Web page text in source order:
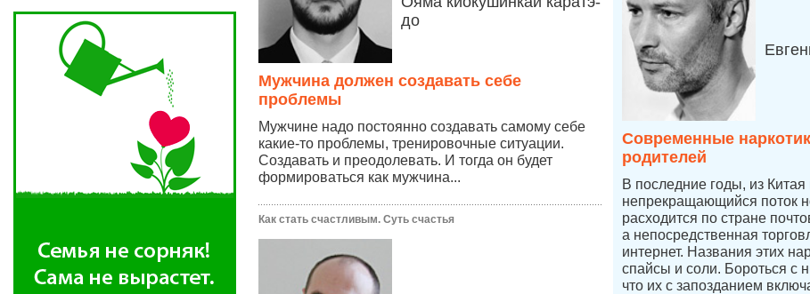
до
Мужчина должен создавать себе
проблемы
Мужчине надо постоянно создавать самому себе
какие-то проблемы, тренировочные ситуации.
Создавать и преодолевать. И тогда он будет
формироваться как мужчина...
Как стать счастливым. Суть счастья
Современные
родителей
В последние годы, из
непрекращающийся поток
расходится по стране
а непосредственная
интернет. Названия этих
спайсы и соли. Бороться с
что их с запозданием